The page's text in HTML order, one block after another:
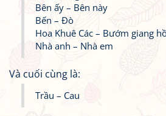
Bên ấy – Bên này
Bến – Đò
Hoa Khuê Các – Bướm giang
Nhà anh – Nhà em
Và cuối cùng là:
Trầu – Cau